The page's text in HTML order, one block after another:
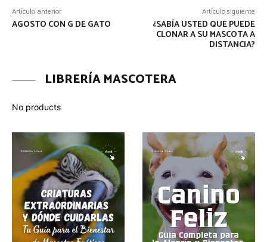
Artículo anterior
AGOSTO CON G DE GATO
Artículo siguiente
¿SABÍA USTED QUE PUEDE
CLONAR A SU MASCOTA A
DISTANCIA?
LIBRERÍA MASCOTERA